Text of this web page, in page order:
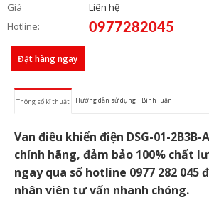
Giá
Liên hệ
Hotline:
0977282045
Đặt hàng ngay
Thông số kĩ thuật Hướng dẫn sử dụng Bình luận
Van điều khiển điện DSG-01-2B3B-
chính hãng, đảm bảo 100% chất
ngay qua số hotline 0977 282 045
nhân viên tư vấn nhanh chóng.